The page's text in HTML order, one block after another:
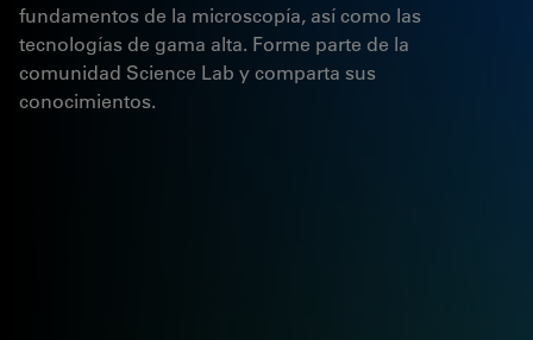
fundamentos de la microscopía, así como las
tecnologías de gama alta. Forme parte de la
comunidad Science Lab y comparta sus
conocimientos.